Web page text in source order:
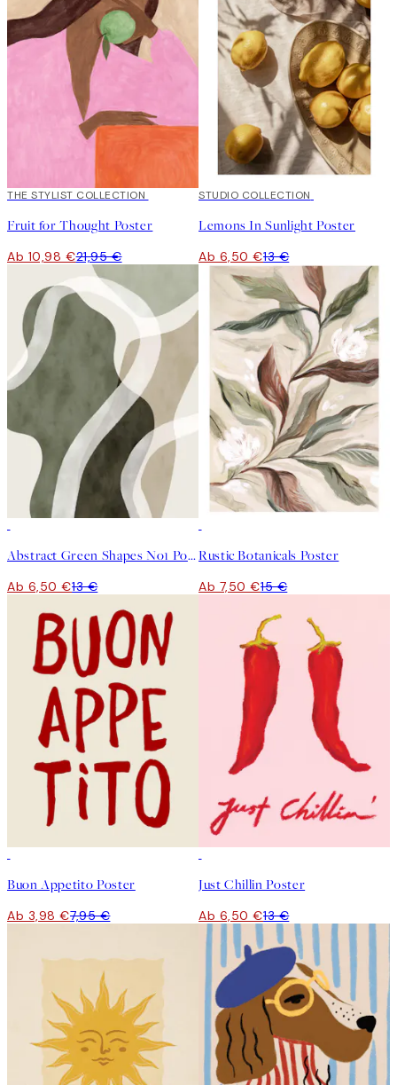
50%*
THE STYLIST COLLECTION
Fruit for Thought Poster
Ab 10,98 €21,95 €
50%*
STUDIO COLLECTION
Lemons In Sunlight Poster
Ab 6,50 €13 €
Abstract Green Shapes No1 Poster
Ab 6,50 €13 €
Rustic Botanicals Poster
Ab 7,50 €15 €
Buon Appetito Poster
Ab 3,98 €7,95 €
Just Chillin Poster
Ab 6,50 €13 €